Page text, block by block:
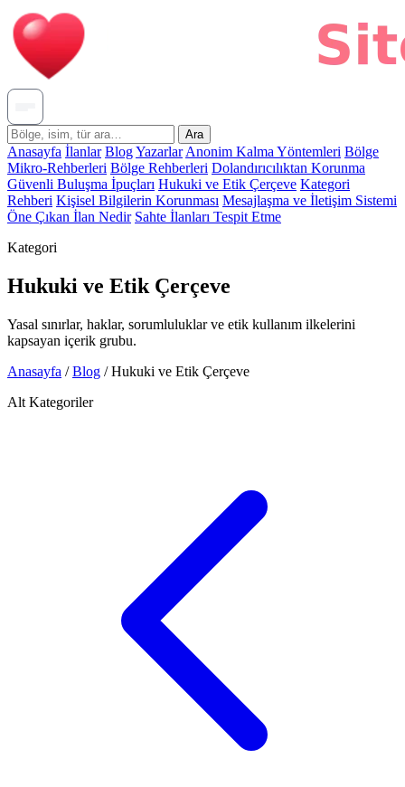
Ara
Anasayfa İlanlar BlogYazarlar Anonim Kalma Yöntemleri Bölge
Mikro-Rehberleri Bölge Rehberleri Dolandırıcılıktan Korunma
Güvenli Buluşma İpuçları Hukuki ve Etik Çerçeve Kategori
Rehberi Kişisel Bilgilerin Korunması Mesajlaşma ve İletişim Sistemi
Öne Çıkan İlan Nedir Sahte İlanları Tespit Etme
Kategori
Hukuki ve Etik Çerçeve
Yasal sınırlar, haklar, sorumluluklar ve etik kullanım ilkelerini
kapsayan içerik grubu.
Anasayfa / Blog / Hukuki ve Etik Çerçeve
Alt Kategoriler